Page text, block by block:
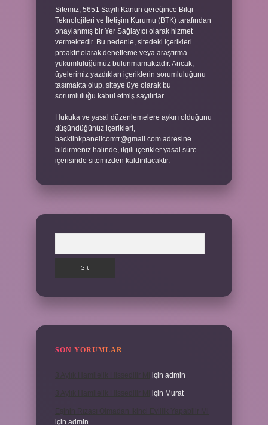
Sitemiz, 5651 Sayılı Kanun gereğince Bilgi
Teknolojileri ve İletişim Kurumu (BTK) tarafından
onaylanmış bir Yer Sağlayıcı olarak hizmet
vermektedir. Bu nedenle, sitedeki içerikleri
proaktif olarak denetleme veya araştırma
yükümlülüğümüz bulunmamaktadır. Ancak,
üyelerimiz yazdıkları içeriklerin sorumluluğunu
taşımakta olup, siteye üye olarak bu
sorumluluğu kabul etmiş sayılırlar.
Hukuka ve yasal düzenlemelere aykırı olduğunu
düşündüğünüz içerikleri,
backlinkpanelicomtr@gmail.com adresine
bildirmeniz halinde, ilgili içerikler yasal süre
içerisinde sitemizden kaldırılacaktır.
SON YORUMLAR
için admin
için Murat
için admin